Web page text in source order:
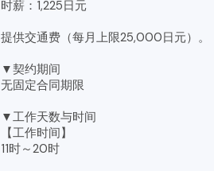
时薪：1,225日元
提供交通费（每月上限25,000日元）。
▼契约期间
无固定合同期限
▼工作天数与时间
【工作时间】
11时～20时